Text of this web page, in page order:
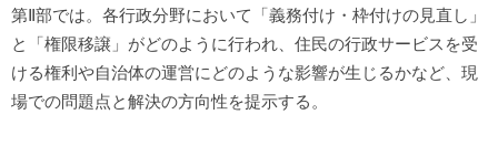
第Ⅱ部では。各行政分野において「義務付け・枠付けの見直し」
と「権限移譲」がどのように行われ、住民の行政サービスを受
ける権利や自治体の運営にどのような影響が生じるかなど、現
場での問題点と解決の方向性を提示する。